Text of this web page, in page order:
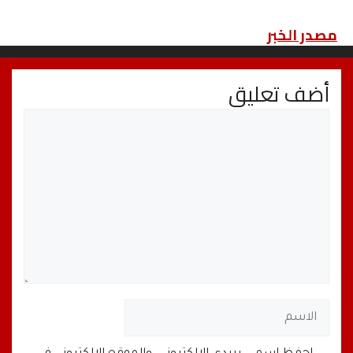
مصدر الخبر
أضف تعليق
الاسم